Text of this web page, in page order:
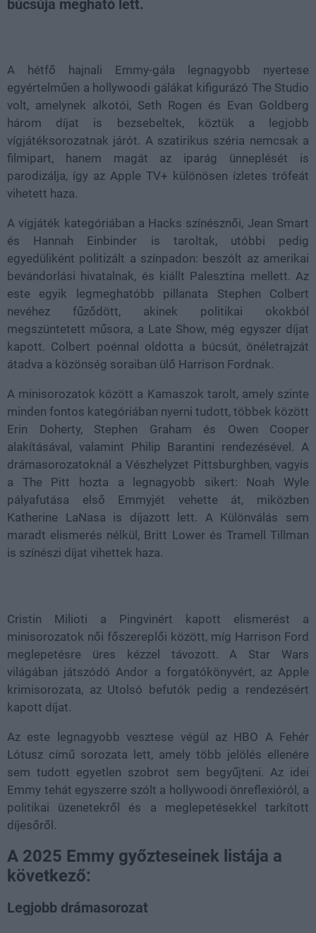
búcsúja megható lett.
A hétfő hajnali Emmy-gála legnagyobb nyertese
egyértelműen a hollywoodi gálákat kifigurázó The Studio
volt, amelynek alkotói, Seth Rogen és Evan Goldberg
három díjat is bezsebeltek, köztük a legjobb
vígjátéksorozatnak járót. A szatirikus széria nemcsak a
filmipart, hanem magát az iparág ünneplését is
parodizálja, így az Apple TV+ különösen ízletes trófeát
vihetett haza.
A vígjáték kategóriában a Hacks színésznői, Jean Smart
és Hannah Einbinder is taroltak, utóbbi pedig
egyedüliként politizált a színpadon: beszólt az amerikai
bevándorlási hivatalnak, és kiállt Palesztina mellett. Az
este egyik legmeghatóbb pillanata Stephen Colbert
nevéhez fűződött, akinek politikai okokból
megszüntetett műsora, a Late Show, még egyszer díjat
kapott. Colbert poénnal oldotta a búcsút, önéletrajzát
átadva a közönség soraiban ülő Harrison Fordnak.
A minisorozatok között a Kamaszok tarolt, amely szinte
minden fontos kategóriában nyerni tudott, többek között
Erin Doherty, Stephen Graham és Owen Cooper
alakításával, valamint Philip Barantini rendezésével. A
drámasorozatoknál a Vészhelyzet Pittsburghben, vagyis
a The Pitt hozta a legnagyobb sikert: Noah Wyle
pályafutása első Emmyjét vehette át, miközben
Katherine LaNasa is díjazott lett. A Különválás sem
maradt elismerés nélkül, Britt Lower és Tramell Tillman
is színészi díjat vihettek haza.
Cristin Milioti a Pingvinért kapott elismerést a
minisorozatok női főszereplői között, míg Harrison Ford
meglepetésre üres kézzel távozott. A Star Wars
világában játszódó Andor a forgatókönyvért, az Apple
krimisorozata, az Utolsó befutók pedig a rendezésért
kapott díjat.
Az este legnagyobb vesztese végül az HBO A Fehér
Lótusz című sorozata lett, amely több jelölés ellenére
sem tudott egyetlen szobrot sem begyűjteni. Az idei
Emmy tehát egyszerre szólt a hollywoodi önreflexióról, a
politikai üzenetekről és a meglepetésekkel tarkított
díjesőről.
A 2025 Emmy győzteseinek listája a
következő:
Legjobb drámasorozat